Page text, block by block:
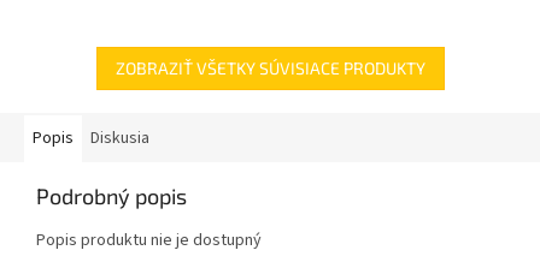
ZOBRAZIŤ VŠETKY SÚVISIACE PRODUKTY
Popis Diskusia
Podrobný popis
Popis produktu nie je dostupný